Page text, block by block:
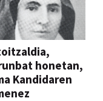
honetan,
Kandidaren